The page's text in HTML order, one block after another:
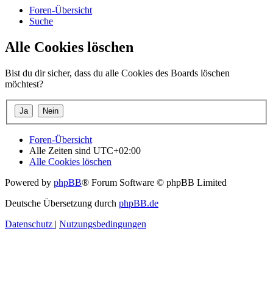
Foren-Übersicht
Suche
Alle Cookies löschen
Bist du dir sicher, dass du alle Cookies des Boards löschen
möchtest?
Foren-Übersicht
Alle Zeiten sind UTC+02:00
Alle Cookies löschen
Powered by phpBB® Forum Software © phpBB Limited
Deutsche Übersetzung durch phpBB.de
Datenschutz | Nutzungsbedingungen